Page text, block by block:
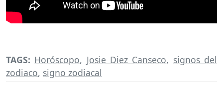
TAGS: Horóscopo, Josie Diez Canseco, signos del
zodiaco, signo zodiacal